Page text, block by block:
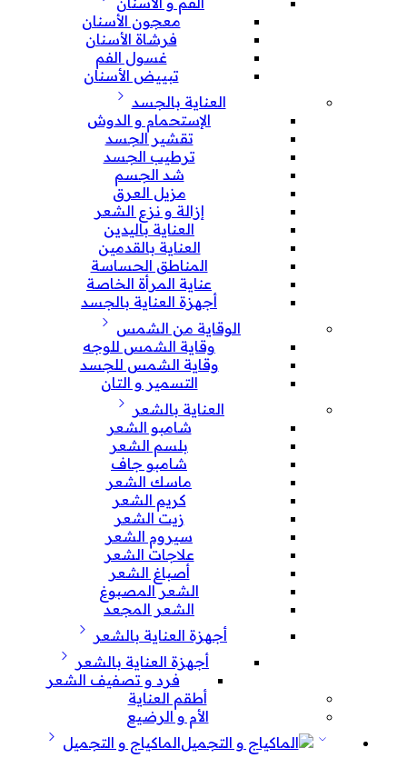
معجون الأسنان
فرشاة الأسنان
غسول الفم
تبييض الأسنان
العناية بالجسد
الإستحمام و الدوش
تقشير الجسد
ترطيب الجسد
شد الجسم
مزيل العرق
إزالة و نزع الشعر
العناية باليدين
العناية بالقدمين
المناطق الحساسة
عناية المرأة الخاصة
أجهزة العناية بالجسد
الوقاية من الشمس
وقاية الشمس للوجه
وقاية الشمس للجسد
التسمير و التان
العناية بالشعر
شامبو الشعر
بلسم الشعر
شامبو جاف
ماسك الشعر
كريم الشعر
زيت الشعر
سيروم الشعر
علاجات الشعر
أصباغ الشعر
الشعر المصبوغ
الشعر المجعد
أجهزة العناية بالشعر
أجهزة العناية بالشعر
فرد و تصفيف الشعر
أطقم العناية
الأم و الرضيع
الماكياج و التجميل